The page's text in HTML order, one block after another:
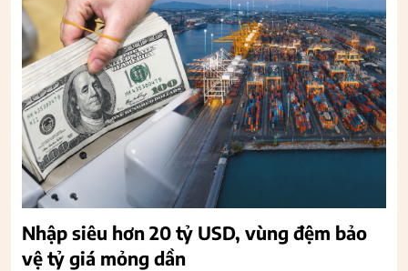
Nhập siêu hơn 20 tỷ USD, vùng đệm bảo
vệ tỷ giá mỏng dần